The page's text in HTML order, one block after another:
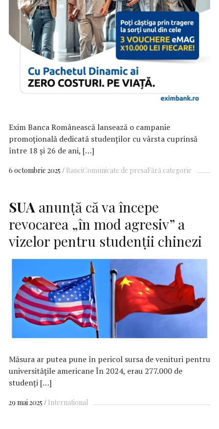
Exim Banca Românească lansează o campanie
promoțională dedicată studenților cu vârsta cuprinsă
între 18 și 26 de ani, […]
6 octombrie 2025 BanciComunicate de presaFără categorie
SUA anunță că va începe
revocarea „în mod agresiv” a
vizelor pentru studenții chinezi
Măsura ar putea pune în pericol sursa de venituri pentru
universitățile americane În 2024, erau 277.000 de
studenți […]
29 mai 2025 International